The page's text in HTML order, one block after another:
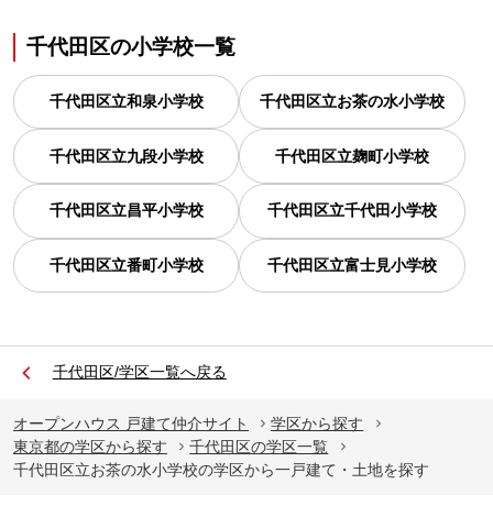
千代田区の小学校一覧
千代田区立和泉小学校 千代田区立お茶の水小学校
千代田区立九段小学校 千代田区立麹町小学校
千代田区立昌平小学校 千代田区立千代田小学校
千代田区立番町小学校 千代田区立富士見小学校
千代田区/学区一覧へ戻る
オープンハウス 戸建て仲介サイト
学区から探す
東京都の学区から探す
千代田区の学区一覧
千代田区立お茶の水小学校の学区から一戸建て・土地を探す